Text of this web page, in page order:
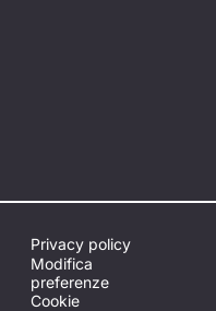
Privacy policy
Modifica
preferenze
Cookie